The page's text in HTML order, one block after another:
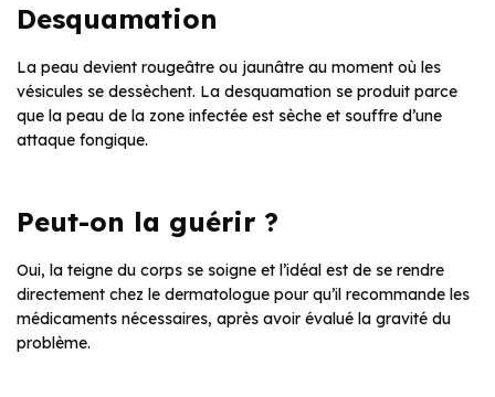
Desquamation
La peau devient rougeâtre ou jaunâtre au moment où les
vésicules se dessèchent. La desquamation se produit parce
que la peau de la zone infectée est sèche et souffre d’une
attaque fongique.
Peut-on la guérir ?
Oui, la teigne du corps se soigne et l’idéal est de se rendre
directement chez le dermatologue pour qu’il recommande les
médicaments nécessaires, après avoir évalué la gravité du
problème.